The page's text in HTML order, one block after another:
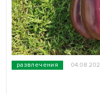
развлечения